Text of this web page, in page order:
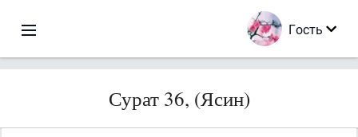
Гость
Сурат 36, (Ясин)